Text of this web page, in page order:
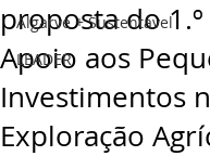
Algarve + Sustentável
LEADER
proposta do
Apoio aos
Investimentos
Exploração